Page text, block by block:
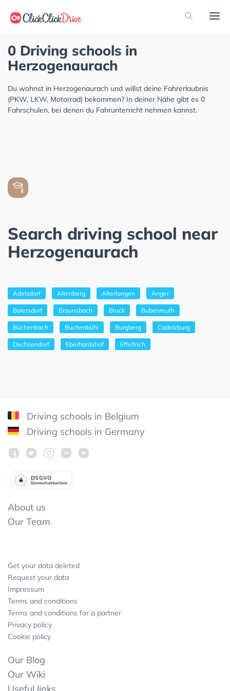
0 Driving schools in
Herzogenaurach
Du wohnst in Herzogenaurach und willst deine Fahrerlaubnis
(PKW, LKW, Motorrad) bekommen? In deiner Nähe gibt es 0
Fahrschulen, bei denen du Fahrunterricht nehmen kannst.
Search driving school near
Herzogenaurach
Adelsdorf Altenberg Alterlangen Anger
Baiersdorf Braunsbach Bruck Bubenreuth
Büchenbach Buchenbühl Burgberg Cadolzburg
Dechsendorf Eberhardshof Effeltrich
Driving schools in Belgium
Driving schools in Germany
Datenschutzkonform
DSGVO
About us
Our Team
Get your data deleted
Request your data
Impressum
Terms and conditions
Terms and conditions for a partner
Privacy policy
Cookie policy
Our Blog
Our Wiki